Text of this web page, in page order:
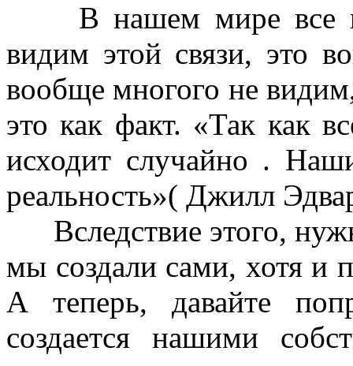
В нашем мире все
видим этой связи, это
вообще многого не
это как факт. «Так как
исходит случайно .
реальность»( Джилл
Вследствие этого,
мы создали сами, хотя и
А теперь, давайте
создается нашими